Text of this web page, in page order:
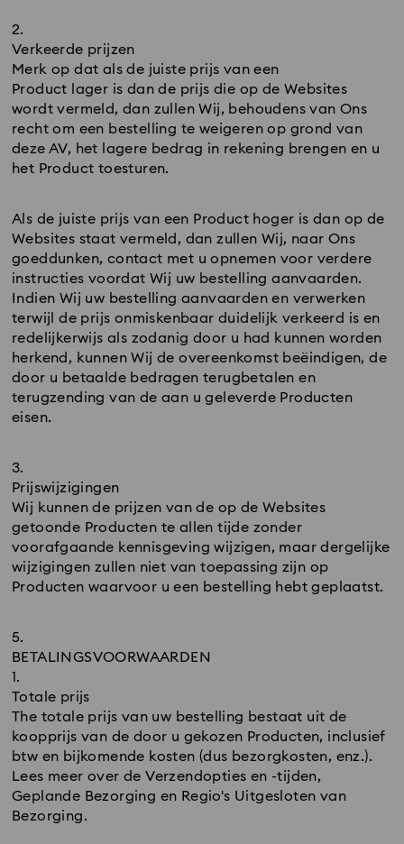
Verkeerde prijzen
Merk op dat als de juiste prijs van een
Product lager is dan de prijs die op de Websites
wordt vermeld, dan zullen Wij, behoudens van Ons
recht om een bestelling te weigeren op grond van
deze AV, het lagere bedrag in rekening brengen en u
het Product toesturen.
Als de juiste prijs van een Product hoger is dan op de
Websites staat vermeld, dan zullen Wij, naar Ons
goeddunken, contact met u opnemen voor verdere
instructies voordat Wij uw bestelling aanvaarden.
Indien Wij uw bestelling aanvaarden en verwerken
terwijl de prijs onmiskenbaar duidelijk verkeerd is en
redelijkerwijs als zodanig door u had kunnen worden
herkend, kunnen Wij de overeenkomst beëindigen, de
door u betaalde bedragen terugbetalen en
terugzending van de aan u geleverde Producten
eisen.
Prijswijzigingen
Wij kunnen de prijzen van de op de Websites
getoonde Producten te allen tijde zonder
voorafgaande kennisgeving wijzigen, maar dergelijke
wijzigingen zullen niet van toepassing zijn op
Producten waarvoor u een bestelling hebt geplaatst.
BETALINGSVOORWAARDEN
Totale prijs
The totale prijs van uw bestelling bestaat uit de
koopprijs van de door u gekozen Producten, inclusief
btw en bijkomende kosten (dus bezorgkosten, enz.).
Lees meer over de Verzendopties en -tijden,
Geplande Bezorging en Regio's Uitgesloten van
Bezorging.